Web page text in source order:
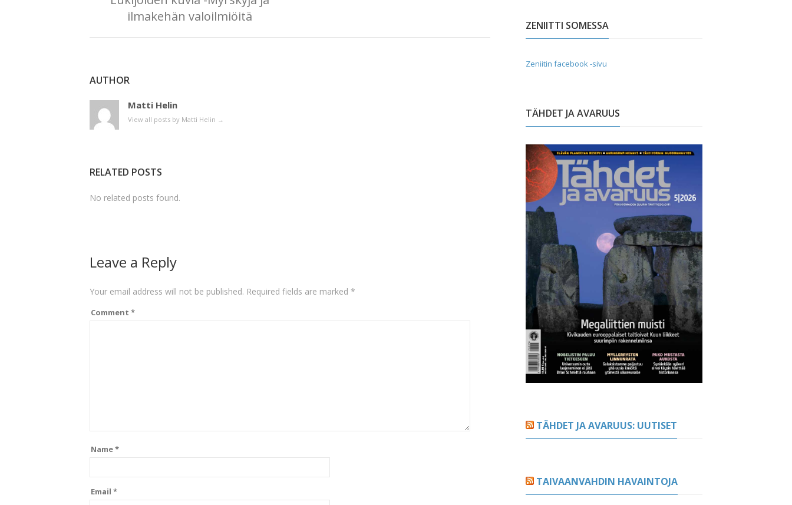
ilmakehän valoilmiöitä
AUTHOR
Matti Helin
View all posts by Matti Helin →
RELATED POSTS
No related posts found.
Leave a Reply
Your email address will not be published. Required fields are marked *
Comment *
Name*
Email *
ZENIITTI SOMESSA
Zeniitin facebook -sivu
TÄHDET JA AVARUUS
TÄHDET JA AVARUUS: UUTISET
TAIVAANVAHDIN HAVAINTOJA